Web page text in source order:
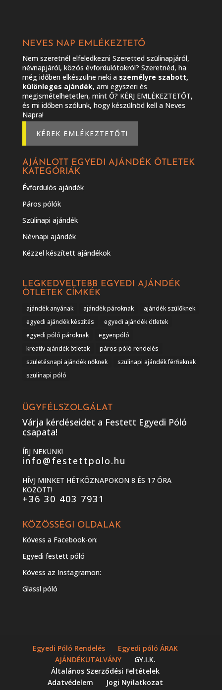
NEVES NAP EMLÉKEZTETŐ
Nem szeretnél elfeledkezni Szeretted szülinapjáról,
névnapjáról, közös évfordulótokról? Szeretnéd, ha
még időben elkészülne neki a személyre szabott,
különleges ajándék, ami egyszeri és
megismételhetetlen, mint Ő? KÉRJ EMLÉKEZTETŐT,
és mi időben szólunk, hogy készülnöd kell a Neves
Napra!
KÉREK EMLÉKEZTETŐT!
AJÁNLOTT EGYEDI AJÁNDÉK ÖTLETEK
KATEGÓRIÁK
Évfordulós ajándék
Páros pólók
Szülinapi ajándék
Névnapi ajándék
Kézzel készített ajándékok
LEGKEDVELTEBB EGYEDI AJÁNDÉK
ÖTLETEK CÍMKÉK
ajándék anyának ajándék pároknak
ajándék szülőknek
egyedi ajándék készítés
egyedi ajándék ötletek
egyedi póló pároknak
egyenpóló
kreatív ajándék ötletek
páros póló rendelés
születésnapi ajándék nőknek
szülinapi ajándék férfiaknak
szülinapi póló
ÜGYFÉLSZOLGÁLAT
Várja kérdéseidet a Festett Egyedi Póló
csapata!
ÍRJ NEKÜNK!
info@festettpolo.hu
HÍVJ MINKET HÉTKÖZNAPOKON 8 ÉS 17 ÓRA
KÖZÖTT!
+36 30 403 7931
KÖZÖSSÉGI OLDALAK
Kövess a Facebook-on:
Egyedi festett póló
Kövess az Instagramon:
Glassl póló
Egyedi Póló Rendelés
Egyedi póló ÁRAK
AJÁNDÉKUTALVÁNY
GY.I.K.
Általános Szerződési Feltételek
Adatvédelem
Jogi Nyilatkozat